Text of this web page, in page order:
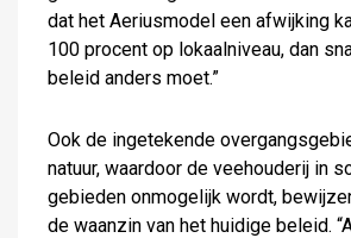
dat het Aeriusmodel een afwijking
100 procent op lokaalniveau, dan
beleid anders moet.”
Ook de ingetekende
natuur, waardoor de veehouderij in
gebieden onmogelijk wordt,
de waanzin van het huidige beleid.